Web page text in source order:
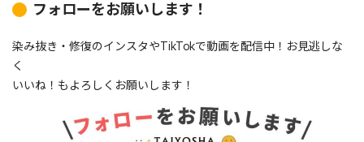
フォローをお願いします！
染み抜き・修復のインスタやTikTokで動画を配信中！お見逃しな
く
いいね！もよろしくお願いします！